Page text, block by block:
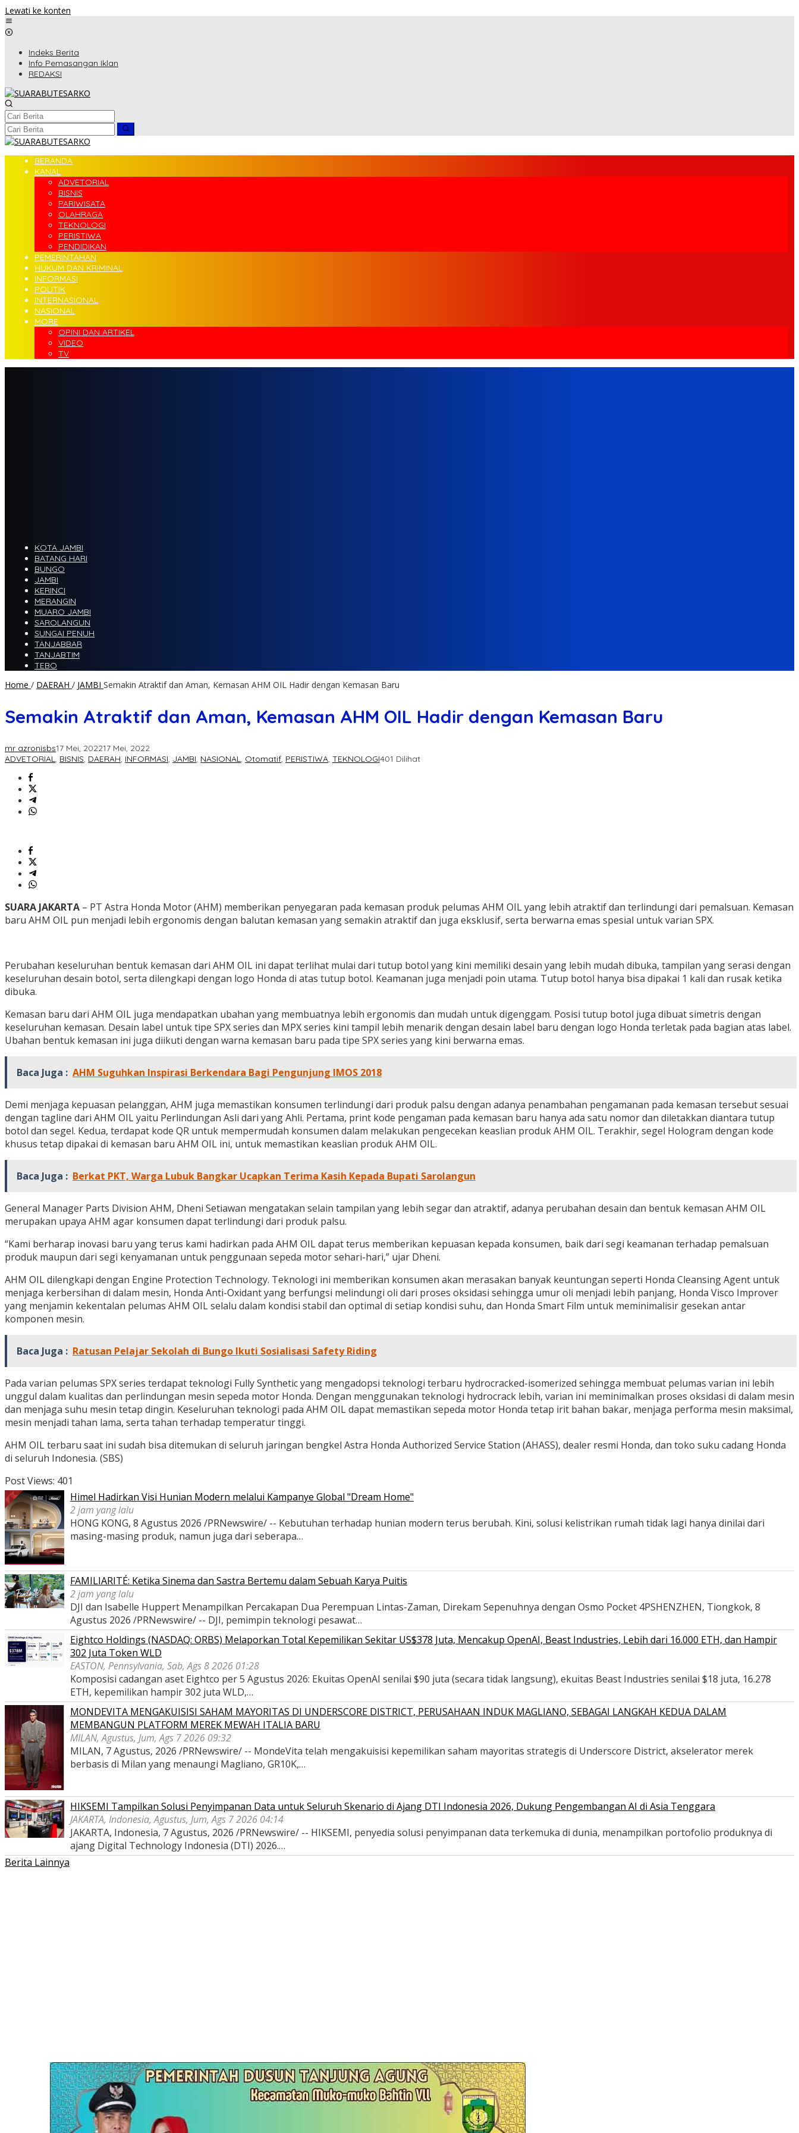
Lewati ke konten
Indeks Berita
Info Pemasangan Iklan
REDAKSI
BERANDA
KANAL
ADVETORIAL
BISNIS
PARIWISATA
OLAHRAGA
TEKNOLOGI
PERISTIWA
PENDIDIKAN
PEMERINTAHAN
HUKUM DAN KRIMINAL
INFORMASI
POLITIK
INTERNASIONAL
NASIONAL
MORE
OPINI DAN ARTIKEL
VIDEO
TV
KOTA JAMBI
BATANG HARI
BUNGO
JAMBI
KERINCI
MERANGIN
MUARO JAMBI
SAROLANGUN
SUNGAI PENUH
TANJABBAR
TANJABTIM
TEBO
Home / DAERAH / JAMBI Semakin Atraktif dan Aman, Kemasan AHM OIL Hadir dengan Kemasan Baru
Semakin Atraktif dan Aman, Kemasan AHM OIL Hadir dengan Kemasan Baru
mr azronisbs17 Mei, 202217 Mei, 2022
ADVETORIAL, BISNIS, DAERAH, INFORMASI, JAMBI, NASIONAL, Otomatif, PERISTIWA, TEKNOLOGI401 Dilihat
SUARA JAKARTA – PT Astra Honda Motor (AHM) memberikan penyegaran pada kemasan produk pelumas AHM OIL yang lebih atraktif dan terlindungi dari pemalsuan. Kemasan
baru AHM OIL pun menjadi lebih ergonomis dengan balutan kemasan yang semakin atraktif dan juga eksklusif, serta berwarna emas spesial untuk varian SPX.
Perubahan keseluruhan bentuk kemasan dari AHM OIL ini dapat terlihat mulai dari tutup botol yang kini memiliki desain yang lebih mudah dibuka, tampilan yang serasi dengan
keseluruhan desain botol, serta dilengkapi dengan logo Honda di atas tutup botol. Keamanan juga menjadi poin utama. Tutup botol hanya bisa dipakai 1 kali dan rusak ketika
dibuka.
Kemasan baru dari AHM OIL juga mendapatkan ubahan yang membuatnya lebih ergonomis dan mudah untuk digenggam. Posisi tutup botol juga dibuat simetris dengan
keseluruhan kemasan. Desain label untuk tipe SPX series dan MPX series kini tampil lebih menarik dengan desain label baru dengan logo Honda terletak pada bagian atas label.
Ubahan bentuk kemasan ini juga diikuti dengan warna kemasan baru pada tipe SPX series yang kini berwarna emas.
Baca Juga : AHM Suguhkan Inspirasi Berkendara Bagi Pengunjung IMOS 2018
Demi menjaga kepuasan pelanggan, AHM juga memastikan konsumen terlindungi dari produk palsu dengan adanya penambahan pengamanan pada kemasan tersebut sesuai
dengan tagline dari AHM OIL yaitu Perlindungan Asli dari yang Ahli. Pertama, print kode pengaman pada kemasan baru hanya ada satu nomor dan diletakkan diantara tutup
botol dan segel. Kedua, terdapat kode QR untuk mempermudah konsumen dalam melakukan pengecekan keaslian produk AHM OIL. Terakhir, segel Hologram dengan kode
khusus tetap dipakai di kemasan baru AHM OIL ini, untuk memastikan keaslian produk AHM OIL.
Baca Juga : Berkat PKT, Warga Lubuk Bangkar Ucapkan Terima Kasih Kepada Bupati Sarolangun
General Manager Parts Division AHM, Dheni Setiawan mengatakan selain tampilan yang lebih segar dan atraktif, adanya perubahan desain dan bentuk kemasan AHM OIL
merupakan upaya AHM agar konsumen dapat terlindungi dari produk palsu.
“Kami berharap inovasi baru yang terus kami hadirkan pada AHM OIL dapat terus memberikan kepuasan kepada konsumen, baik dari segi keamanan terhadap pemalsuan
produk maupun dari segi kenyamanan untuk penggunaan sepeda motor sehari-hari,” ujar Dheni.
AHM OIL dilengkapi dengan Engine Protection Technology. Teknologi ini memberikan konsumen akan merasakan banyak keuntungan seperti Honda Cleansing Agent untuk
menjaga kerbersihan di dalam mesin, Honda Anti-Oxidant yang berfungsi melindungi oli dari proses oksidasi sehingga umur oli menjadi lebih panjang, Honda Visco Improver
yang menjamin kekentalan pelumas AHM OIL selalu dalam kondisi stabil dan optimal di setiap kondisi suhu, dan Honda Smart Film untuk meminimalisir gesekan antar
komponen mesin.
Baca Juga : Ratusan Pelajar Sekolah di Bungo Ikuti Sosialisasi Safety Riding
Pada varian pelumas SPX series terdapat teknologi Fully Synthetic yang mengadopsi teknologi terbaru hydrocracked-isomerized sehingga membuat pelumas varian ini lebih
unggul dalam kualitas dan perlindungan mesin sepeda motor Honda. Dengan menggunakan teknologi hydrocrack lebih, varian ini meminimalkan proses oksidasi di dalam mesin
dan menjaga suhu mesin tetap dingin. Keseluruhan teknologi pada AHM OIL dapat memastikan sepeda motor Honda tetap irit bahan bakar, menjaga performa mesin maksimal,
mesin menjadi tahan lama, serta tahan terhadap temperatur tinggi.
AHM OIL terbaru saat ini sudah bisa ditemukan di seluruh jaringan bengkel Astra Honda Authorized Service Station (AHASS), dealer resmi Honda, dan toko suku cadang Honda
di seluruh Indonesia. (SBS)
Post Views: 401
Himel Hadirkan Visi Hunian Modern melalui Kampanye Global "Dream Home"
2 jam yang lalu
HONG KONG, 8 Agustus 2026 /PRNewswire/ -- Kebutuhan terhadap hunian modern terus berubah. Kini, solusi kelistrikan rumah tidak lagi hanya dinilai dari
masing-masing produk, namun juga dari seberapa…
FAMILIARITÉ: Ketika Sinema dan Sastra Bertemu dalam Sebuah Karya Puitis
2 jam yang lalu
DJI dan Isabelle Huppert Menampilkan Percakapan Dua Perempuan Lintas-Zaman, Direkam Sepenuhnya dengan Osmo Pocket 4PSHENZHEN, Tiongkok, 8
Agustus 2026 /PRNewswire/ -- DJI, pemimpin teknologi pesawat…
Eightco Holdings (NASDAQ: ORBS) Melaporkan Total Kepemilikan Sekitar US$378 Juta, Mencakup OpenAI, Beast Industries, Lebih dari 16.000 ETH, dan Hampir
302 Juta Token WLD
EASTON, Pennsylvania, Sab, Ags 8 2026 01:28
Komposisi cadangan aset Eightco per 5 Agustus 2026: Ekuitas OpenAI senilai $90 juta (secara tidak langsung), ekuitas Beast Industries senilai $18 juta, 16.278
ETH, kepemilikan hampir 302 juta WLD,…
MONDEVITA MENGAKUISISI SAHAM MAYORITAS DI UNDERSCORE DISTRICT, PERUSAHAAN INDUK MAGLIANO, SEBAGAI LANGKAH KEDUA DALAM
MEMBANGUN PLATFORM MEREK MEWAH ITALIA BARU
MILAN, Agustus, Jum, Ags 7 2026 09:32
MILAN, 7 Agustus, 2026 /PRNewswire/ -- MondeVita telah mengakuisisi kepemilikan saham mayoritas strategis di Underscore District, akselerator merek
berbasis di Milan yang menaungi Magliano, GR10K,…
HIKSEMI Tampilkan Solusi Penyimpanan Data untuk Seluruh Skenario di Ajang DTI Indonesia 2026, Dukung Pengembangan AI di Asia Tenggara
JAKARTA, Indonesia, Agustus, Jum, Ags 7 2026 04:14
JAKARTA, Indonesia, 7 Agustus, 2026 /PRNewswire/ -- HIKSEMI, penyedia solusi penyimpanan data terkemuka di dunia, menampilkan portofolio produknya di
ajang Digital Technology Indonesia (DTI) 2026.…
Berita Lainnya